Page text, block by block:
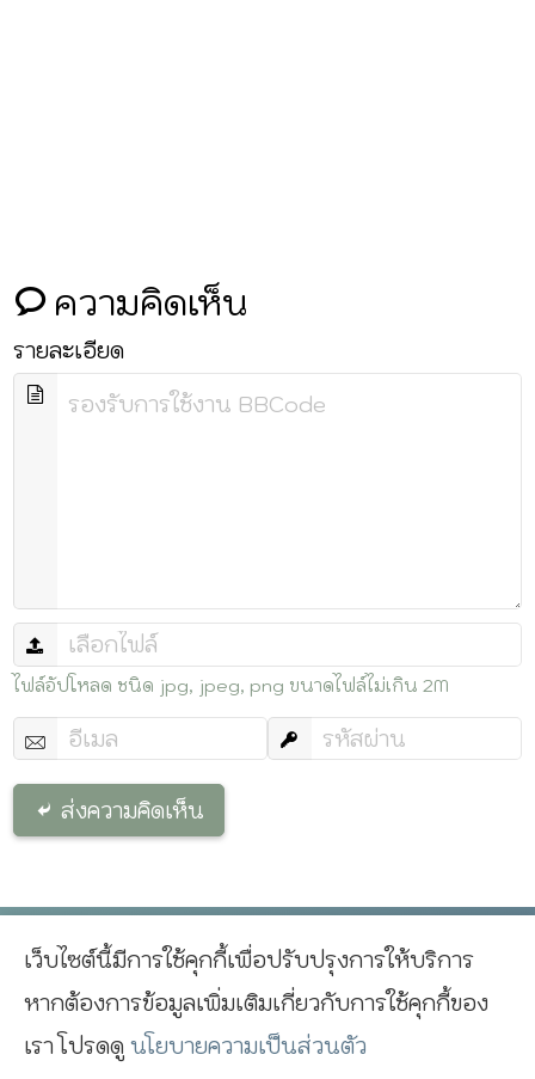
ความคิดเห็น
รายละเอียด
ไฟล์อัปโหลด ชนิด jpg, jpeg, png ขนาดไฟล์ไม่เกิน 2M
ส่งความคิดเห็น
นโยบายความเป็นส่วนตัวCopyright © 2017
^
เว็บไซต์นี้มีการใช้คุกกี้เพื่อปรับปรุงการให้บริการ
หากต้องการข้อมูลเพิ่มเติมเกี่ยวกับการใช้คุกกี้ของ
เรา โปรดดู นโยบายความเป็นส่วนตัว